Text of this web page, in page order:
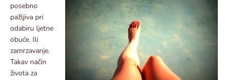
posebno
pažljiva pri
odabiru ljetne
obuće. Ili
zamrzavanje.
Takav način
života za